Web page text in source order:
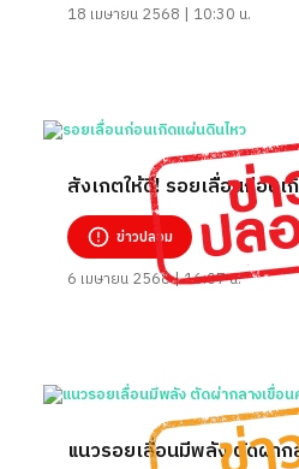
18 เมษายน 2568 | 10:30 น.
สังเกตให้ดี! รอยเลื่อนก่อนเ
ข่าวปลอม
6 เมษายน 2568 | 16:07 น.
แนวรอยเลื่อนมีพลัง ตัดผ่า